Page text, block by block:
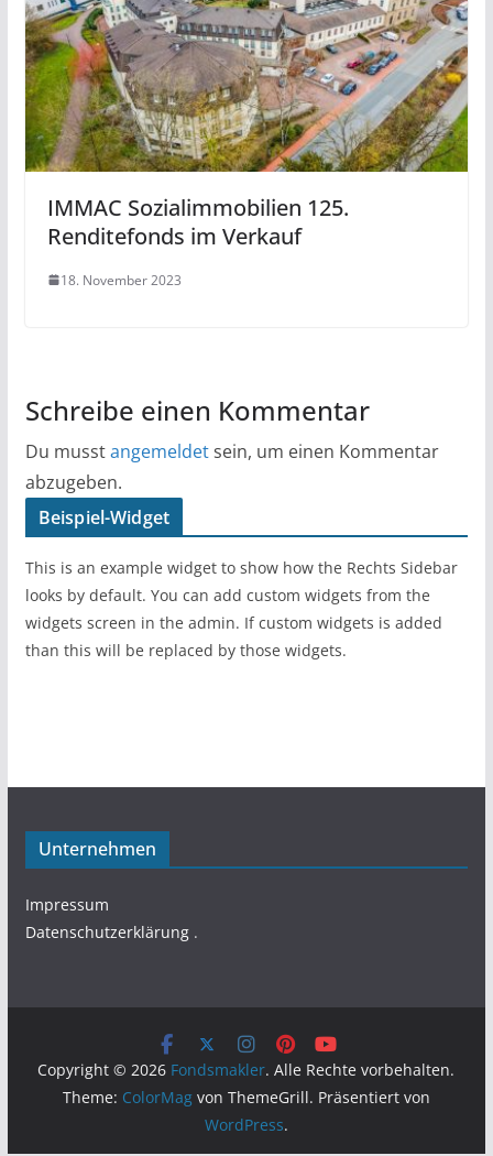
IMMAC Sozialimmobilien 125.
Renditefonds im Verkauf
18. November 2023
Schreibe einen Kommentar
Du musstangemeldetsein, um einen Kommentar
abzugeben.
Beispiel-Widget
This is an example widget to show how the Rechts Sidebar
looks by default. You can add custom widgets from the
widgets screen in the admin. If custom widgets is added
than this will be replaced by those widgets.
Unternehmen
Impressum
Datenschutzerklärung.
Copyright © 2026 Fondsmakler. Alle Rechte vorbehalten.
Theme: ColorMagvon ThemeGrill. Präsentiert von
WordPress.